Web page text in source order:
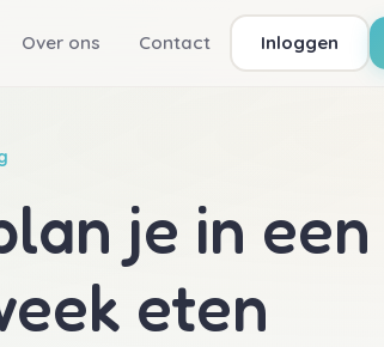
Over ons Contact Inloggen
je in
eten